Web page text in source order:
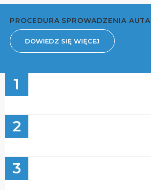
PROCEDURA SPROWADZENIA AUTA
DOWIEDZ SIĘ WIĘCEJ
1
2
3